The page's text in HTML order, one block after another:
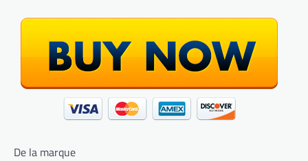
De la marque